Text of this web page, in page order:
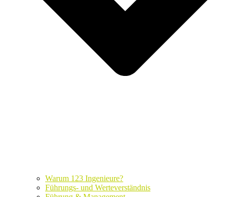
Warum 123 Ingenieure?
Führungs- und Werteverständnis